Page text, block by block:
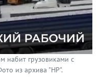
набит грузовиками с
из архива "НР".